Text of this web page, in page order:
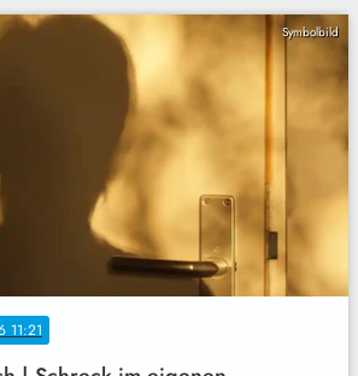
Symbolbild
11:21